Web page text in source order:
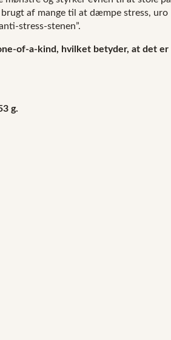
af mange til at dæmpe stress, uro
stress-stenen”.
of-a-kind, hvilket betyder, at det er
g.